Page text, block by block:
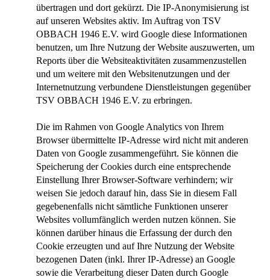
übertragen und dort gekürzt. Die IP-Anonymisierung ist
auf unseren Websites aktiv. Im Auftrag von TSV
OBBACH 1946 E.V. wird Google diese Informationen
benutzen, um Ihre Nutzung der Website auszuwerten, um
Reports über die Websiteaktivitäten zusammenzustellen
und um weitere mit den Websitenutzungen und der
Internetnutzung verbundene Dienstleistungen gegenüber
TSV OBBACH 1946 E.V. zu erbringen.
Die im Rahmen von Google Analytics von Ihrem
Browser übermittelte IP-Adresse wird nicht mit anderen
Daten von Google zusammengeführt. Sie können die
Speicherung der Cookies durch eine entsprechende
Einstellung Ihrer Browser-Software verhindern; wir
weisen Sie jedoch darauf hin, dass Sie in diesem Fall
gegebenenfalls nicht sämtliche Funktionen unserer
Websites vollumfänglich werden nutzen können. Sie
können darüber hinaus die Erfassung der durch den
Cookie erzeugten und auf Ihre Nutzung der Website
bezogenen Daten (inkl. Ihrer IP-Adresse) an Google
sowie die Verarbeitung dieser Daten durch Google